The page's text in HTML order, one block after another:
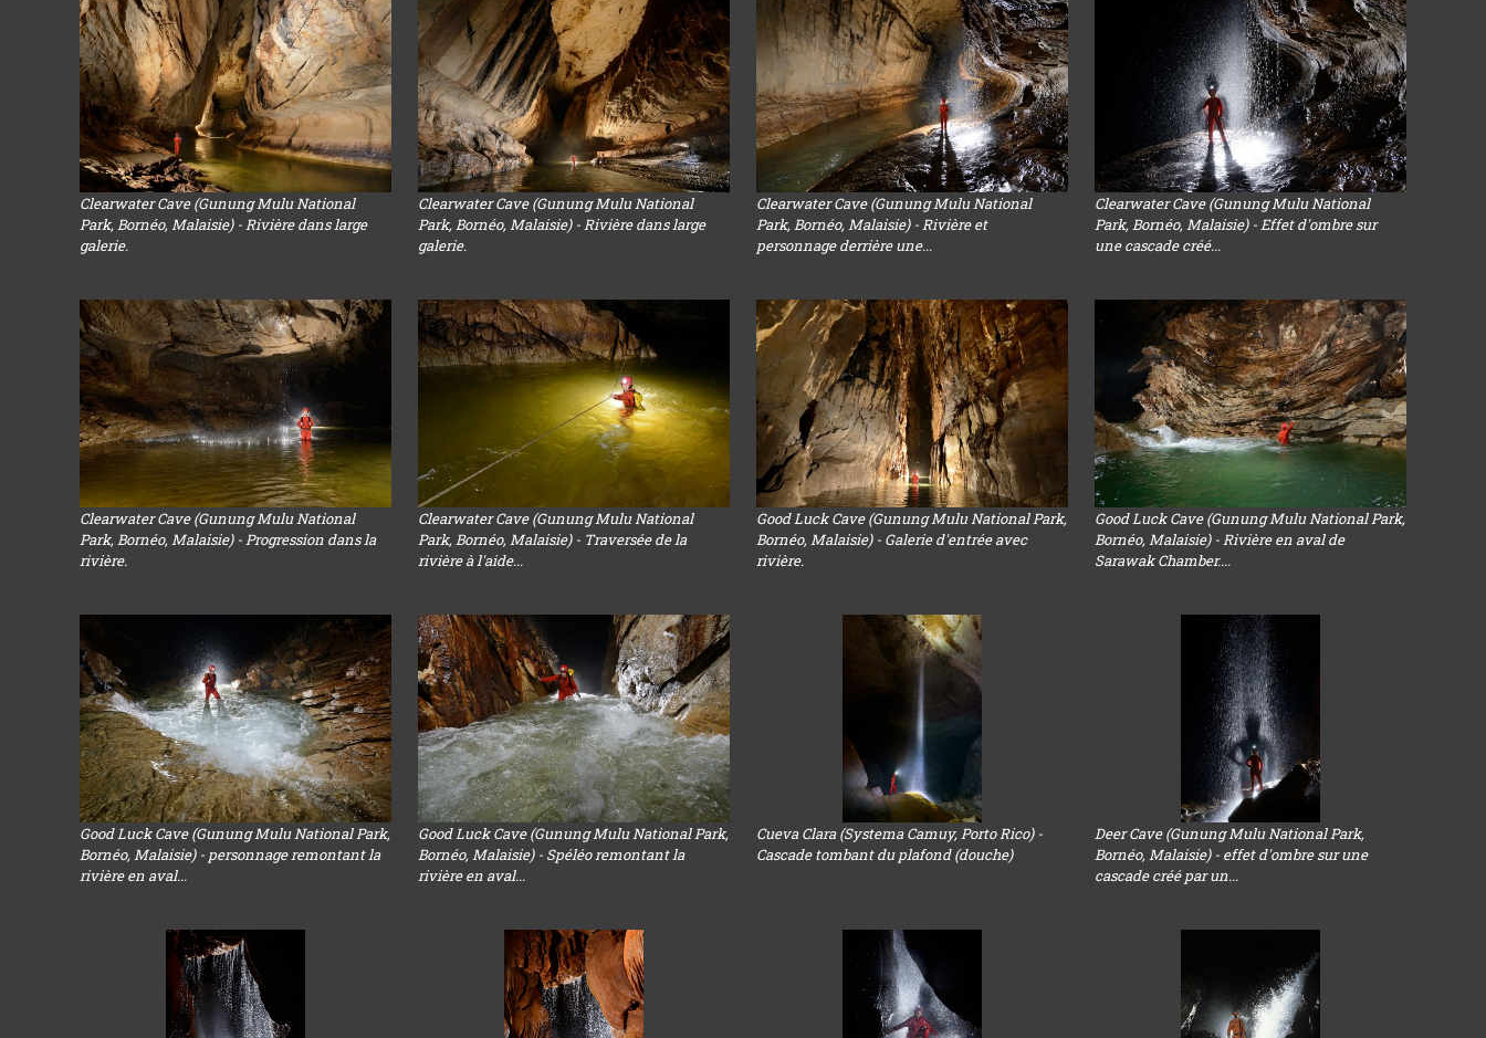
Clearwater Cave (Gunung Mulu National
Park, Bornéo, Malaisie) - Rivière dans large
galerie.
Clearwater Cave (Gunung Mulu National
Park, Bornéo, Malaisie) - Rivière dans large
galerie.
Clearwater Cave (Gunung Mulu National
Park, Bornéo, Malaisie) - Rivière et
personnage derrière une...
Clearwater Cave (Gunung Mulu National
Park, Bornéo, Malaisie) - Effet d'ombre sur
une cascade créé...
Clearwater Cave (Gunung Mulu National
Park, Bornéo, Malaisie) - Progression dans la
rivière.
Clearwater Cave (Gunung Mulu National
Park, Bornéo, Malaisie) - Traversée de la
rivière à l'aide...
Good Luck Cave (Gunung Mulu National Park,
Bornéo, Malaisie) - Galerie d'entrée avec
rivière.
Good Luck Cave (Gunung Mulu National Park,
Bornéo, Malaisie) - Rivière en aval de
Sarawak Chamber....
Good Luck Cave (Gunung Mulu National Park,
Bornéo, Malaisie) - personnage remontant la
rivière en aval...
Good Luck Cave (Gunung Mulu National Park,
Bornéo, Malaisie) - Spéléo remontant la
rivière en aval...
Cueva Clara (Systema Camuy, Porto Rico) -
Cascade tombant du plafond (douche)
Deer Cave (Gunung Mulu National Park,
Bornéo, Malaisie) - effet d'ombre sur une
cascade créé par un...